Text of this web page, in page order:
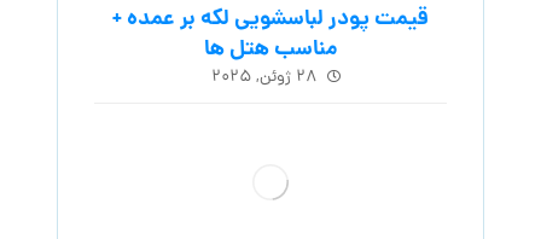
قیمت پودر لباسشویی لکه بر عمده +
مناسب هتل ها
۲۸ ژوئن, ۲۰۲۵